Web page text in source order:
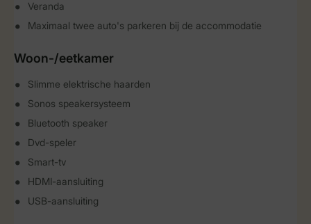
Veranda
Maximaal twee auto's parkeren bij de accommodatie
Woon-/eetkamer
Slimme elektrische haarden
Sonos speakersysteem
Bluetooth speaker
Dvd-speler
Smart-tv
HDMI-aansluiting
USB-aansluiting